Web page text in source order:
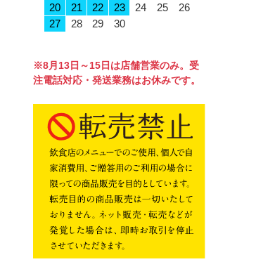
20
21 22 23 24 25
26
27
28 29 30
※8月13日～15日は店舗営業のみ。受
注電話対応・発送業務はお休みです。